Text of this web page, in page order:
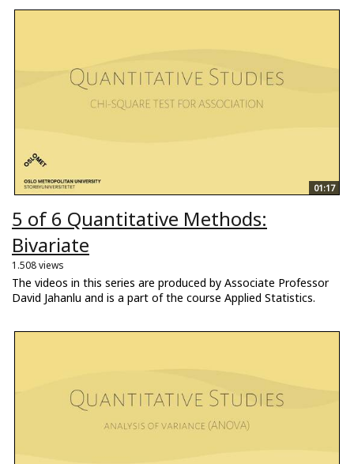
01:17
5 of 6 Quantitative Methods:
Bivariate
1.508 views
The videos in this series are produced by Associate Professor
David Jahanlu and is a part of the course Applied Statistics.